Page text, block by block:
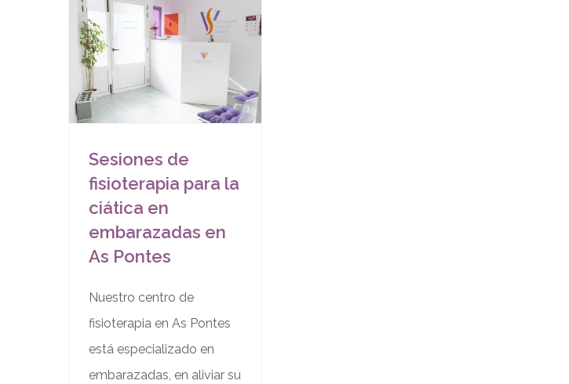
Sesiones de
fisioterapia para la
ciática en
embarazadas en
As Pontes
Nuestro centro de
fisioterapia en As Pontes
está especializado en
embarazadas, en aliviar su